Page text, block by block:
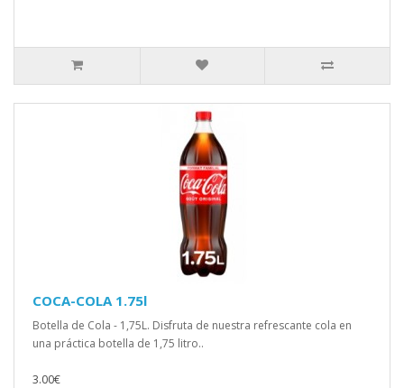
COCA-COLA 1.75l
Botella de Cola - 1,75L. Disfruta de nuestra refrescante cola en
una práctica botella de 1,75 litro..
3.00€